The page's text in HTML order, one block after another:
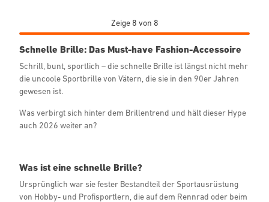
Zeige 8 von 8
Schnelle Brille: Das Must-have Fashion-Accessoire
Schrill, bunt, sportlich – die schnelle Brille ist längst nicht mehr
die uncoole Sportbrille von Vätern, die sie in den 90er Jahren
gewesen ist.
Was verbirgt sich hinter dem Brillentrend und hält dieser Hype
auch 2026 weiter an?
Was ist eine schnelle Brille?
Ursprünglich war sie fester Bestandteil der Sportausrüstung
von Hobby- und Profisportlern, die auf dem Rennrad oder beim
Finde ausgewählte Lieblingsbrillen zum absoluten Sparpreis.
Newsletter.
Erhalte ein kostenloses Brillenetui zu deinem Kauf.
Email
address
Ja, ich möchte per Mail über aktuelle Aktionen, Events und
Lies hier unsere Erklärung zum Datenschutz